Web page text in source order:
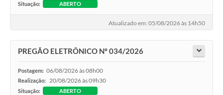
Situação: ABERTO
Atualizado em: 05/08/2026 às 14h50
PREGÃO ELETRÔNICO Nº 034/2026
Postagem: 06/08/2026 às 08h00
Realização: 20/08/2026 às 09h30
Situação: ABERTO